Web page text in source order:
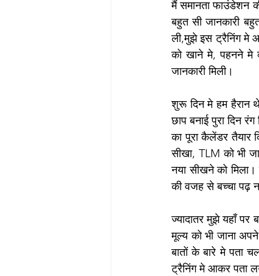
मैं समानता फाउंडेशन
बहुत सी जानकारी
ली,मुझे इस ट्रैनिंग मे
को खाने मे, पहनने मे
जानकारी मिली।
शुरू दिन मे हम हैरान
छाप बनाई पुरा दिन
का पूरा कैलेंडर तैयार
सीखा, TLM को भी
नया सीखने को
की वजह से बच्चा पढ़
ज्यादातर मुझे यहाँ पर
मूल्य को भी जाना
बातों के बारे मे पता
ट्रैनिंग मे आकर पता